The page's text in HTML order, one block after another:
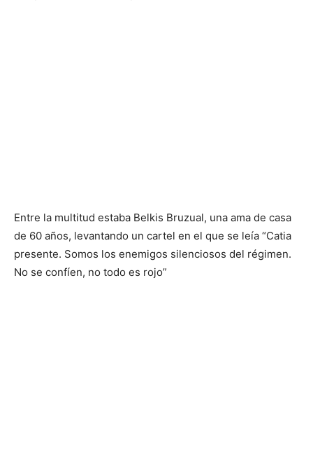
Entre la multitud estaba Belkis Bruzual, una ama de casa
de 60 años, levantando un cartel en el que se leía “Catia
presente. Somos los enemigos silenciosos del régimen.
No se confíen, no todo es rojo”